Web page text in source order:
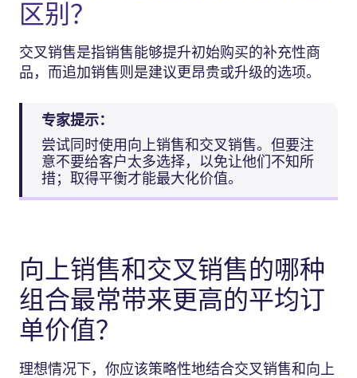
区别？
交叉销售是指销售能够提升初始购买的补充性商
品，而追加销售则是建议更昂贵或升级的选项。
专家提示：
尝试同时使用向上销售和交叉销售。但要注
意不要给客户太多选择，以免让他们不知所
措；取得平衡才能最大化价值。
向上销售和交叉销售的哪种
组合最常带来更高的平均订
单价值？
理想情况下，你应该策略性地结合交叉销售和向上